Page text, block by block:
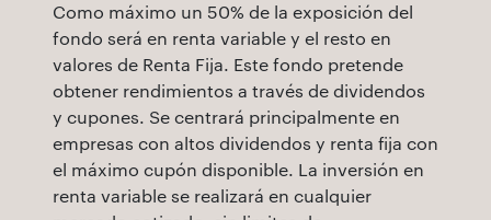
Como máximo un 50% de la exposición del
fondo será en renta variable y el resto en
valores de Renta Fija. Este fondo pretende
obtener rendimientos a través de dividendos
y cupones. Se centrará principalmente en
empresas con altos dividendos y renta fija con
el máximo cupón disponible. La inversión en
renta variable se realizará en cualquier